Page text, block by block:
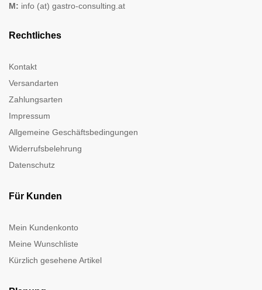
M: info (at) gastro-consulting.at
Rechtliches
Kontakt
Versandarten
Zahlungsarten
Impressum
Allgemeine Geschäftsbedingungen
Widerrufsbelehrung
Datenschutz
Für Kunden
Mein Kundenkonto
Meine Wunschliste
Kürzlich gesehene Artikel